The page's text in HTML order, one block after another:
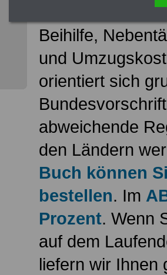
(u.a.
Beihilfe,
und
orientiert sich
abweichende
den Ländern
Buch können
bestellen. Im
Prozent. Wenn
auf dem
liefern wir